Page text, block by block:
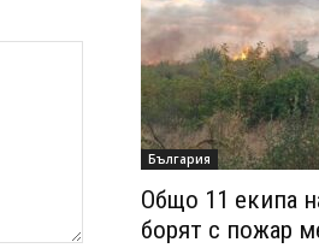
България
Общо 11 екипа
борят с пожар